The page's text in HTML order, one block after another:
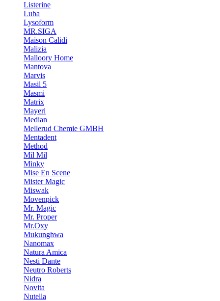
Listerine
Luba
Lysoform
MR.SIGA
Maison Calidi
Malizia
Malloory Home
Mantova
Marvis
Masil 5
Masmi
Matrix
Mayeri
Median
Mellerud Chemie GMBH
Mentadent
Method
Mil Mil
Minky
Mise En Scene
Mister Magic
Miswak
Movenpick
Mr. Magic
Mr. Proper
Mr.Oxy
Mukunghwa
Nanomax
Natura Amica
Nesti Dante
Neutro Roberts
Nidra
Novita
Nutella